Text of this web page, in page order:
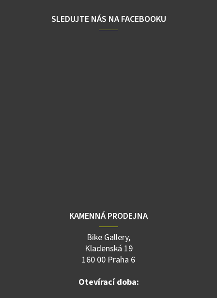
SLEDUJTE NÁS NA FACEBOOKU
KAMENNÁ PRODEJNA
Bike Gallery,
Kladenská 19
160 00 Praha 6
Otevírací doba: